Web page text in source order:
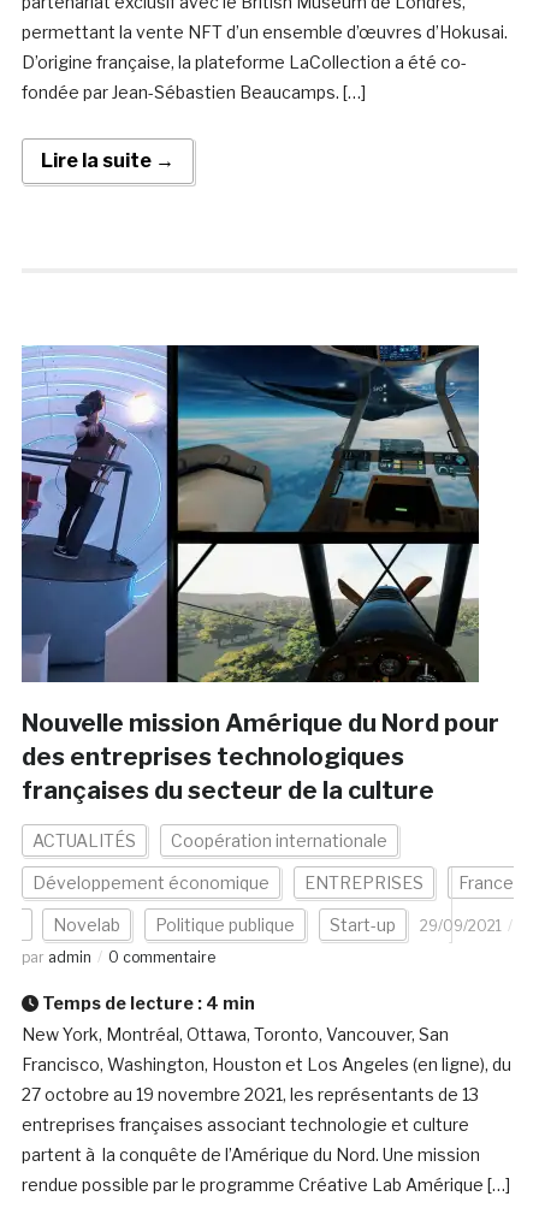
permettant la vente NFT d’un ensemble d’œuvres d’Hokusai.
D’origine française, la plateforme LaCollection a été co-
fondée par Jean-Sébastien Beaucamps. […]
Lire la suite →
Nouvelle mission Amérique du Nord pour
des entreprises technologiques
françaises du secteur de la culture
ACTUALITÉS Coopération internationale
Développement économique ENTREPRISES France
Novelab Politique publique Start-up
29/09/2021
par admin 0 commentaire
Temps de lecture : 4 min
New York, Montréal, Ottawa, Toronto, Vancouver, San
Francisco, Washington, Houston et Los Angeles (en ligne), du
27 octobre au 19 novembre 2021, les représentants de 13
entreprises françaises associant technologie et culture
partent à la conquête de l’Amérique du Nord. Une mission
rendue possible par le programme Créative Lab Amérique […]